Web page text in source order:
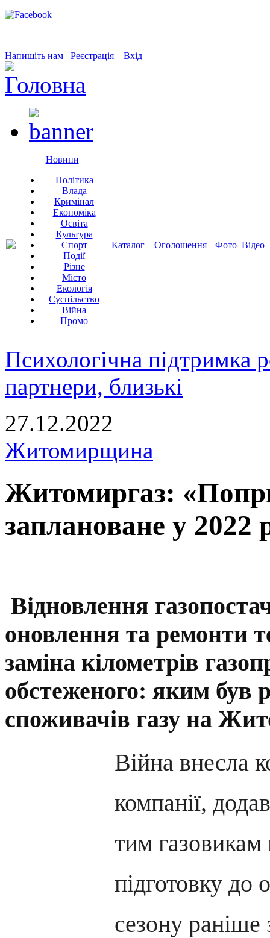
Напишіть нам Реєстрація Вхід
Новини
Політика
Влада
Кримінал
Економіка
Освіта
Культура
Спорт
Події
Різне
Місто
Екологія
Суспільство
Війна
Промо
Каталог Оголошення Фото Відео
Психологічна підтримка
партнери, близькі
27.12.2022
Житомирщина
Житомиргаз:
заплановане у 2022
Відновлення
оновлення та ремонти
заміна кілометрів
обстеженого: яким був
споживачів газу на
Війна внесла
компанії,
тим газовикам
підготовку до
сезону раніше